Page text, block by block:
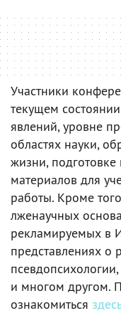
Участники
текущем
явлений, уровне
областях науки,
жизни,
материалов для
работы. Кроме
лженаучных
рекламируемых в
представлениях о
и многом другом.
ознакомиться